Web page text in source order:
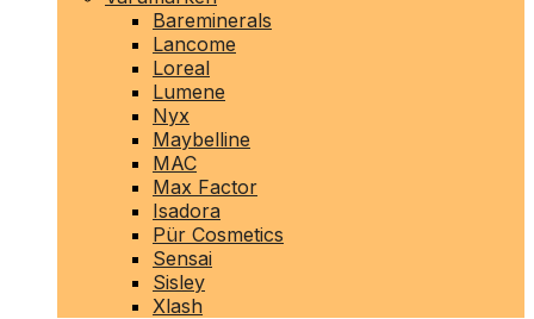
Bareminerals
Lancome
Loreal
Lumene
Nyx
Maybelline
MAC
Max Factor
Isadora
Pür Cosmetics
Sensai
Sisley
Xlash